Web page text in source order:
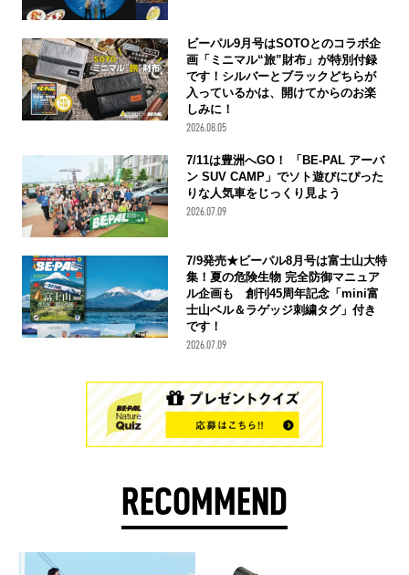
ビーパル9月号はSOTOとのコラボ企
画「ミニマル“旅”財布」が特別付録
です！シルバーとブラックどちらが
入っているかは、開けてからのお楽
しみに！
2026.08.05
7/11は豊洲へGO！ 「BE-PAL アーバ
ン SUV CAMP」でソト遊びにぴった
りな人気車をじっくり見よう
2026.07.09
7/9発売★ビーパル8月号は富士山大特
集！夏の危険生物 完全防御マニュア
ル企画も 創刊45周年記念「mini富
士山ベル＆ラゲッジ刺繍タグ」付き
です！
2026.07.09
RECOMMEND